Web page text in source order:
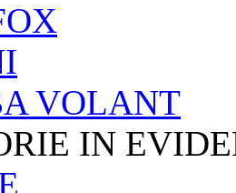
VOLANT
IN